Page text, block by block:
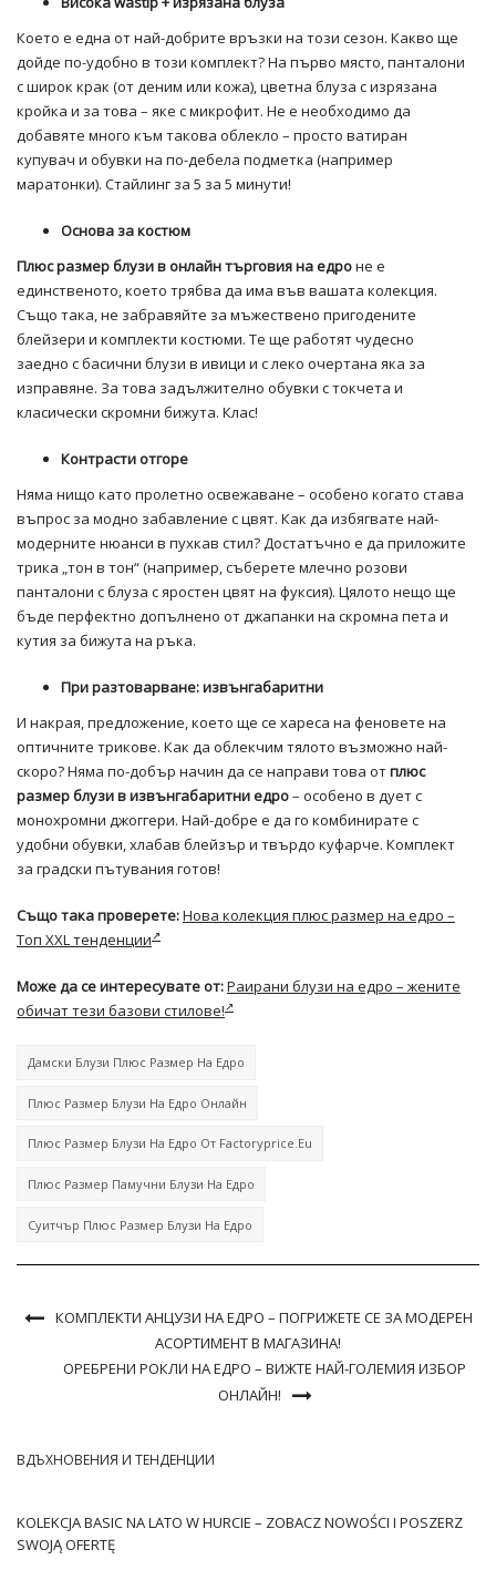
Което е една от най-добрите връзки на този сезон. Какво ще
дойде по-удобно в този комплект? На първо място, панталони
с широк крак (от деним или кожа), цветна блуза с изрязана
кройка и за това – яке с микрофит. Не е необходимо да
добавяте много към такова облекло – просто ватиран
купувач и обувки на по-дебела подметка (например
маратонки). Стайлинг за 5 за 5 минути!
Основа за костюм
Плюс размер блузи в онлайн търговия на едроне е
единственото, което трябва да има във вашата колекция.
Също така, не забравяйте за мъжествено пригодените
блейзери и комплекти костюми. Те ще работят чудесно
заедно с басични блузи в ивици и с леко очертана яка за
изправяне. За това задължително обувки с токчета и
класически скромни бижута. Клас!
Контрасти отгоре
Няма нищо като пролетно освежаване – особено когато става
въпрос за модно забавление с цвят. Как да избягвате най-
модерните нюанси в пухкав стил? Достатъчно е да приложите
трика „тон в тон“ (например, съберете млечно розови
панталони с блуза с яростен цвят на фуксия). Цялото нещо ще
бъде перфектно допълнено от джапанки на скромна пета и
кутия за бижута на ръка.
При разтоварване: извънгабаритни
И накрая, предложение, което ще се хареса на феновете на
оптичните трикове. Как да облекчим тялото възможно най-
скоро? Няма по-добър начин да се направи това отплюс
размер блузи в извънгабаритни едро– особено в дует с
монохромни джоггери. Най-добре е да го комбинирате с
удобни обувки, хлабав блейзър и твърдо куфарче. Комплект
за градски пътувания готов!
Също така проверете:Нова колекция плюс размер на едро –
Топ XXL тенденции
Може да се интересувате от:Раирани блузи на едро – жените
обичат тези базови стилове!
Дамски Блузи Плюс Размер На Едро
Плюс Размер Блузи На Едро Онлайн
Плюс Размер Блузи На Едро От Factoryprice.eu
Плюс Размер Памучни Блузи На Едро
Суитчър Плюс Размер Блузи На Едро
КОМПЛЕКТИ АНЦУЗИ НА ЕДРО – ПОГРИЖЕТЕ СЕ ЗА МОДЕРЕН
АСОРТИМЕНТ В МАГАЗИНА!
ОРЕБРЕНИ РОКЛИ НА ЕДРО – ВИЖТЕ НАЙ-ГОЛЕМИЯ ИЗБОР
ОНЛАЙН!
ВДЪХНОВЕНИЯ И ТЕНДЕНЦИИ
KOLEKCJA BASIC NA LATO W HURCIE – ZOBACZ NOWOŚCI I POSZERZ
SWOJĄ OFERTĘ